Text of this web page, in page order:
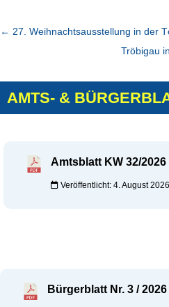
← 27. Weihnachtsausstellung in der
Tröbigau
AMTS- &
Amtsblatt KW 32/2026
Veröffentlicht: 4. August 2026
Bürgerblatt Nr. 3 / 2026